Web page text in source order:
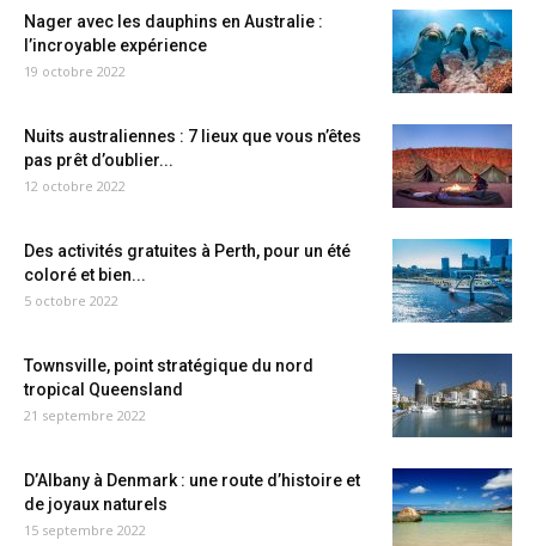
Nager avec les dauphins en Australie :
l’incroyable expérience
19 octobre 2022
Nuits australiennes : 7 lieux que vous n’êtes
pas prêt d’oublier...
12 octobre 2022
Des activités gratuites à Perth, pour un été
coloré et bien...
5 octobre 2022
Townsville, point stratégique du nord
tropical Queensland
21 septembre 2022
D’Albany à Denmark : une route d’histoire et
de joyaux naturels
15 septembre 2022